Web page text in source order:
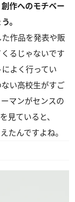
作へのモチベー
。
作品を発表や販
るじゃないです
よく行ってい
い高校生がすご
マンがセンスの
見ていると、
たんですよね。